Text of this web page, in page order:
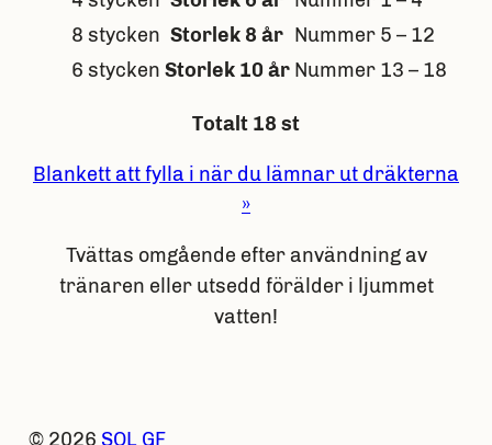
8 stycken Storlek 8 år Nummer 5 – 12
6 stycken Storlek 10 år Nummer 13 – 18
Totalt 18 st
Blankett att fylla i när du lämnar ut dräkterna
»
Tvättas omgående efter användning av
tränaren eller utsedd förälder i ljummet
vatten!
© 2026 SOL GF